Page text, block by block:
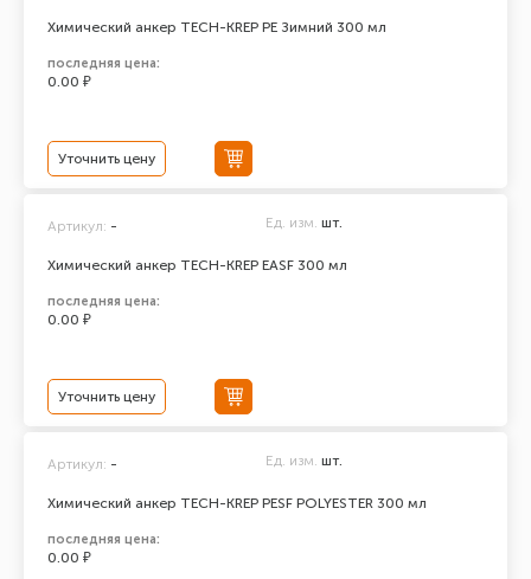
Химический анкер TECH-KREP PE Зимний 300 мл
последняя цена:
0.00 ₽
Уточнить цену
Химический анкер TECH-KREP EASF 300 мл
Артикул: - Ед. изм. шт.
последняя цена:
0.00 ₽
Уточнить цену
Химический анкер TECH-KREP PESF POLYESTER 300 мл
Артикул: - Ед. изм. шт.
последняя цена:
0.00 ₽